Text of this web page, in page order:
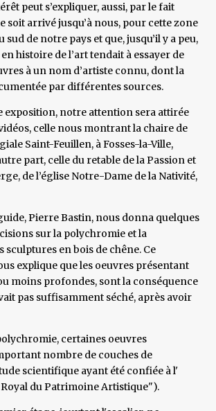
peut s’expliquer, aussi, par le fait
soit arrivé jusqu’à nous, pour cette zone
de notre pays et que, jusqu’il y a peu,
histoire de l’art tendait à essayer de
à un nom d’artiste connu, dont la
par différentes sources.
exposition, notre attention sera attirée
celle nous montrant la chaire de
Saint-Feuillen, à Fosses-la-Ville,
part, celle du retable de la Passion et
de l’église Notre-Dame de la Nativité,
Pierre Bastin, nous donna quelques
sur la polychromie et la
sculptures en bois de chêne. Ce
explique que les oeuvres présentant
moins profondes, sont la conséquence
pas suffisamment séché, après avoir
certaines oeuvres
nombre de couches de
scientifique ayant été confiée à l'
du Patrimoine Artistique").